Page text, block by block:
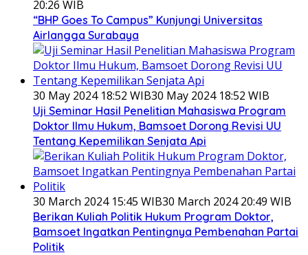
20:26 WIB
“BHP Goes To Campus” Kunjungi Universitas
Airlangga Surabaya
30 May 2024 18:52 WIB30 May 2024 18:52 WIB
Uji Seminar Hasil Penelitian Mahasiswa Program
Doktor Ilmu Hukum, Bamsoet Dorong Revisi UU
Tentang Kepemilikan Senjata Api
30 March 2024 15:45 WIB30 March 2024 20:49 WIB
Berikan Kuliah Politik Hukum Program Doktor,
Bamsoet Ingatkan Pentingnya Pembenahan Partai
Politik